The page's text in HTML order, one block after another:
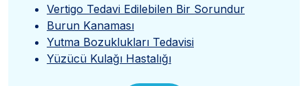
Vertigo Tedavi Edilebilen Bir Sorundur
Burun Kanaması
Yutma Bozuklukları Tedavisi
Yüzücü Kulağı Hastalığı